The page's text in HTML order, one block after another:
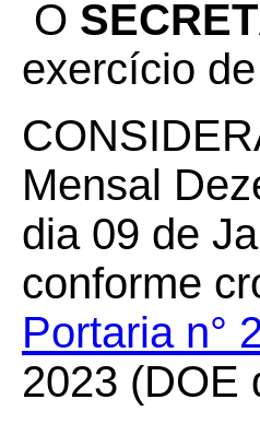
O
exercício
Mensal
dia 09 de
conforme
Portaria n°
2023 (DOE